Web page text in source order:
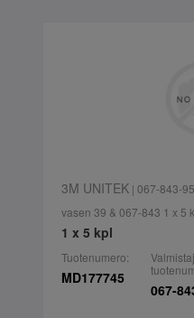
3M UNITEK| 067-843-
vasen 39 & 067-843 1 x 5
1 x 5 kpl
Tuotenumero:
MD177745
067-